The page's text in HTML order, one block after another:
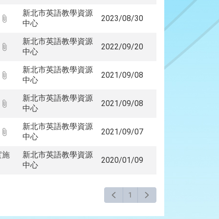
新北市英語教學資源
中心
2023/08/30
新北市英語教學資源
中心
2022/09/20
新北市英語教學資源
中心
2021/09/08
新北市英語教學資源
中心
2021/09/08
新北市英語教學資源
中心
2021/09/07
施
新北市英語教學資源
中心
2020/01/09
1